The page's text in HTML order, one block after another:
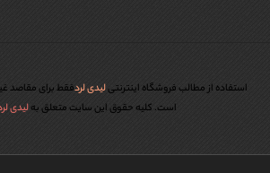
استفاده از مطالب فروشگاه اینترنتیلیدی لردفقط برای مقاصد
است. کليه حقوق اين سايت متعلق بهلیدی